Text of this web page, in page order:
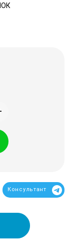
Консультант